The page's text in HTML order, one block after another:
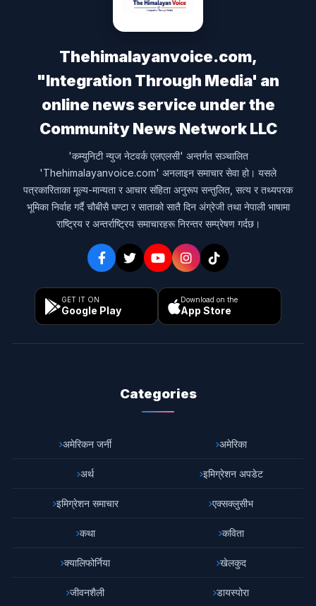
Thehimalayanvoice.com,
"Integration Through Media' an
online news service under the
Community News Network LLC
'कम्युनिटी न्युज नेटवर्क एलएलसी' अन्तर्गत सञ्चालित
'Thehimalayanvoice.com' अनलाइन समाचार सेवा हो। यसले
पत्रकारिताका मूल्य-मान्यता र आचार संहिता अनुरूप सन्तुलित, सत्य र तथ्यपरक
भूमिका निर्वाह गर्दै चौबीसै घण्टा र साताको सातै दिन अंग्रेजी तथा नेपाली भाषामा
राष्ट्रिय र अन्तर्राष्ट्रिय समाचारहरू निरन्तर सम्प्रेषण गर्दछ।
GET IT ON
Google Play
Download on the
App Store
Categories
अमेरिकन जर्नी अमेरिका
अर्थ इमिग्रेशन अपडेट
इमिग्रेशन समाचार एक्सक्लुसीभ
कथा कविता
क्यालिफोर्निया खेलकुद
जीवनशैली डायस्पोरा